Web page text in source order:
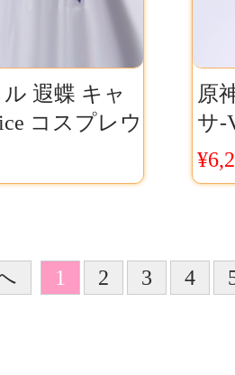
遐蝶 キャ
コスプレウ
販 送料無料
原
サ-
ネ
1 2 3 4